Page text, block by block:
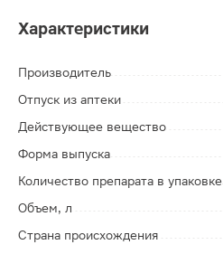
Характеристики
Производитель
Отпуск из аптеки
Действующее вещество
Форма выпуска
Количество препарата в упаковке
Объем, л
Страна происхождения